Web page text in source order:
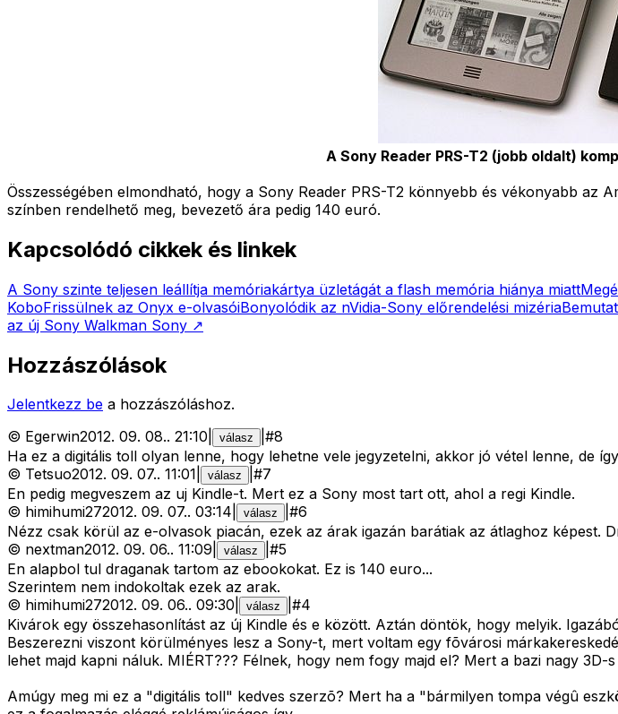
A Sony Reader PRS-T2 (jobb oldalt)
Összességében elmondható, hogy a Sony Reader PRS-T2 könnyebb és vékonyabb
színben rendelhető meg, bevezető ára pedig 140 euró.
Kapcsolódó cikkek és linkek
A Sony szinte teljesen leállítja memóriakártya üzletágát a flash memória hiánya miatt
KoboFrissülnek az Onyx e-olvasóiBonyolódik az nVidia-Sony előrendelési mizéria
az új Sony Walkman Sony ↗
Hozzászólások
Jelentkezz be a hozzászóláshoz.
© Egerwin2012. 09. 08.. 21:10 válasz #8
Ha ez a digitális toll olyan lenne, hogy lehetne vele jegyzetelni, akkor jó vétel lenne, de
© Tetsuo2012. 09. 07.. 11:01 válasz #7
En pedig megveszem az uj Kindle-t. Mert ez a Sony most tart ott, ahol a regi Kindle.
© himihumi272012. 09. 07.. 03:14 válasz #6
Nézz csak körül az e-olvasok piacán, ezek az árak igazán barátiak az átlaghoz képest.
© nextman2012. 09. 06.. 11:09 válasz #5
En alapbol tul draganak tartom az ebookokat. Ez is 140 euro...
Szerintem nem indokoltak ezek az arak.
© himihumi272012. 09. 06.. 09:30 válasz #4
Kivárok egy összehasonlítást az új Kindle és e között. Aztán döntök, hogy melyik.
Beszerezni viszont körülményes lesz a Sony-t, mert voltam egy fõvárosi
lehet majd kapni náluk. MIÉRT??? Félnek, hogy nem fogy majd el? Mert a bazi nagy
Amúgy meg mi ez a "digitális toll" kedves szerzõ? Mert ha a "bármilyen tompa végû